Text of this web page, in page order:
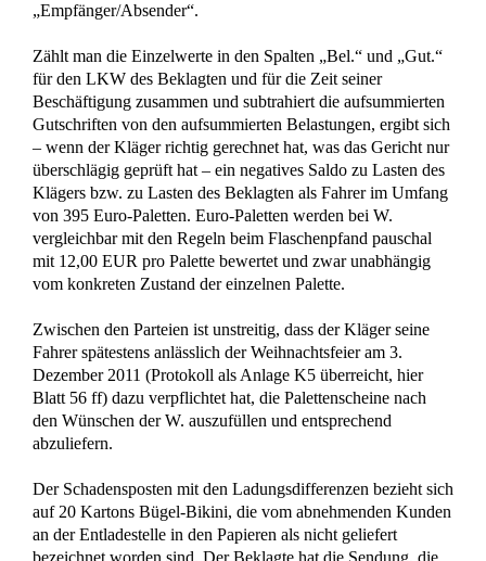
info@ra-kotz.de
Rechtsanwalt Hans Jürgen Kotz
Fachanwalt für Arbeitsrecht
Rechtsanwalt und Notar Dr. Christian Kotz
Fachanwalt für Verkehrsrecht
Fachanwalt für Versicherungsrecht
Notar mit Amtssitz in Kreuztal
Bürozeiten:
Montags bis Donnerstagsvon 8-18 Uhr
Individuelle Terminvereinbarung:
Mo-Do nach 18 Uhr und Samstags möglich.
Wir richten uns flexibel an die Bedürfnisse unserer
Mandanten.